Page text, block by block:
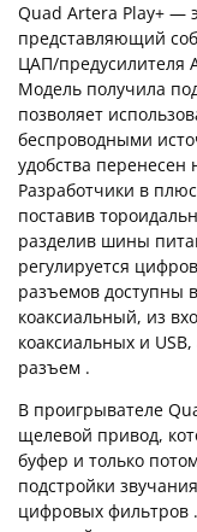
Quad Artera Play+ —
представляющий
ЦАП/предусилителя
Модель получила
позволяет
беспроводными
удобства
Разработчики в
поставив
разделив шины
регулируется
разъемов доступны
коаксиальный, из
коаксиальных и
разъем .
В проигрывателе
щелевой привод,
буфер и только
подстройки
цифровых фильтров